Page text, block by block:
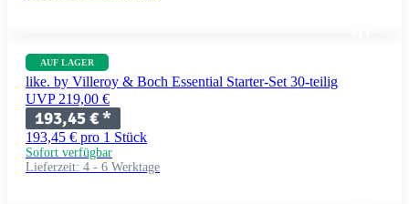
AUF LAGER
like. by Villeroy & Boch Essential Starter-Set 30-teilig
UVP 219,00 €
193,45 €*
193,45 € pro 1 Stück
Sofort verfügbar
Lieferzeit: 4 - 6 Werktage